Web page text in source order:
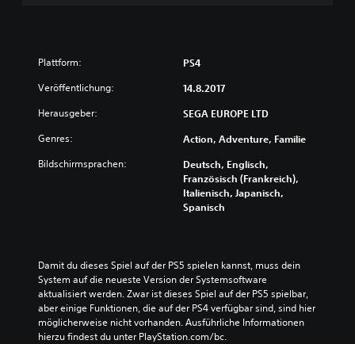
Plattform: PS4
Veröffentlichung: 14.8.2017
Herausgeber: SEGA EUROPE LTD
Genres: Action, Adventure, Familie
Bildschirmsprachen:
Deutsch, Englisch,
Französisch (Frankreich),
Italienisch, Japanisch,
Spanisch
Damit du dieses Spiel auf der PS5 spielen kannst, muss dein
System auf die neueste Version der Systemsoftware
aktualisiert werden. Zwar ist dieses Spiel auf der PS5 spielbar,
aber einige Funktionen, die auf der PS4 verfügbar sind, sind hier
möglicherweise nicht vorhanden. Ausführliche Informationen
hierzu findest du unter PlayStation.com/bc.